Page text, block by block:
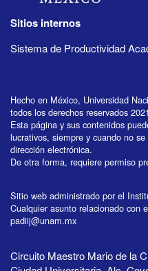
Sitios internos
Sistema de Productividad
Hecho en México, Universidad
todos los derechos reservados
Esta página y sus contenidos
lucrativos, siempre y cuando no
dirección electrónica.
De otra forma, requiere permiso
Sitio web administrado por el
Cualquier asunto relacionado con
padiij@unam.mx
Circuito Maestro Mario de la